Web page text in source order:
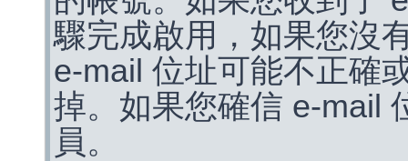
驟完成啟用，如果您沒
e-mail 位址可能不正確
掉。如果您確信 e-mail
員。